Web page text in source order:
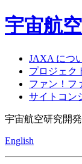
宇宙航
JAXA につ
プロジェク
ファン！フ
サイトコン
宇宙航空研究開
English